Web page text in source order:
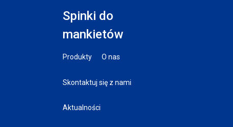
Spinki do
mankietów
Produkty O nas
Skontaktuj się z nami
Aktualności